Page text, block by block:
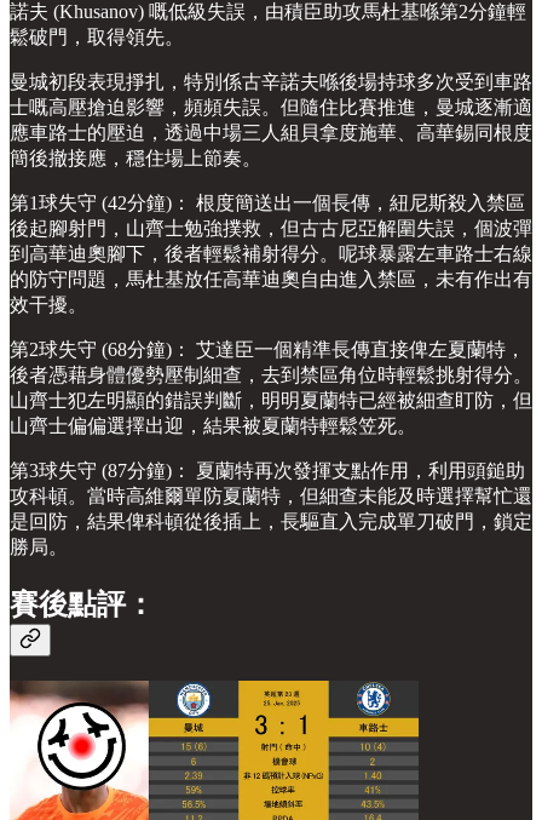
諾夫 (Khusanov) 嘅低級失誤，由積臣助攻馬杜基喺第2分鐘輕
鬆破門，取得領先。
曼城初段表現掙扎，特別係古辛諾夫喺後場持球多次受到車路
士嘅高壓搶迫影響，頻頻失誤。但隨住比賽推進，曼城逐漸適
應車路士的壓迫，透過中場三人組貝拿度施華、高華錫同根度
簡後撤接應，穩住場上節奏。
第1球失守 (42分鐘)： 根度簡送出一個長傳，紐尼斯殺入禁區
後起腳射門，山齊士勉強撲救，但古古尼亞解圍失誤，個波彈
到高華迪奧腳下，後者輕鬆補射得分。呢球暴露左車路士右線
的防守問題，馬杜基放任高華迪奧自由進入禁區，未有作出有
效干擾。
第2球失守 (68分鐘)： 艾達臣一個精準長傳直接俾左夏蘭特，
後者憑藉身體優勢壓制細查，去到禁區角位時輕鬆挑射得分。
山齊士犯左明顯的錯誤判斷，明明夏蘭特已經被細查盯防，但
山齊士偏偏選擇出迎，結果被夏蘭特輕鬆笠死。
第3球失守 (87分鐘)： 夏蘭特再次發揮支點作用，利用頭鎚助
攻科頓。當時高維爾單防夏蘭特，但細查未能及時選擇幫忙還
是回防，結果俾科頓從後插上，長驅直入完成單刀破門，鎖定
勝局。
賽後點評：